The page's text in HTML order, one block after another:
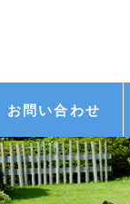
お問い合わせ